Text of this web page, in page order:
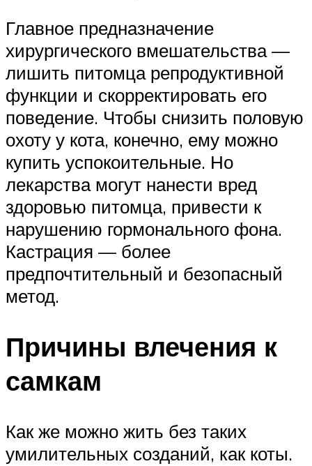
Главное предназначение
хирургического вмешательства —
лишить питомца репродуктивной
функции и скорректировать его
поведение. Чтобы снизить половую
охоту у кота, конечно, ему можно
купить успокоительные. Но
лекарства могут нанести вред
здоровью питомца, привести к
нарушению гормонального фона.
Кастрация — более
предпочтительный и безопасный
метод.
Причины влечения к
самкам
Как же можно жить без таких
умилительных созданий, как коты.